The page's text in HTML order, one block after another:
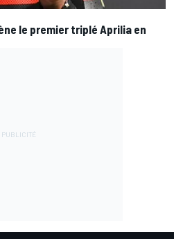
le premier triplé Aprilia en